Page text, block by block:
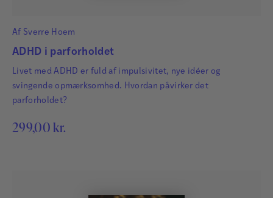
Af Sverre Hoem
ADHD i parforholdet
Livet med ADHD er fuld af impulsivitet, nye idéer og
svingende opmærksomhed. Hvordan påvirker det
parforholdet?
299,00 kr.